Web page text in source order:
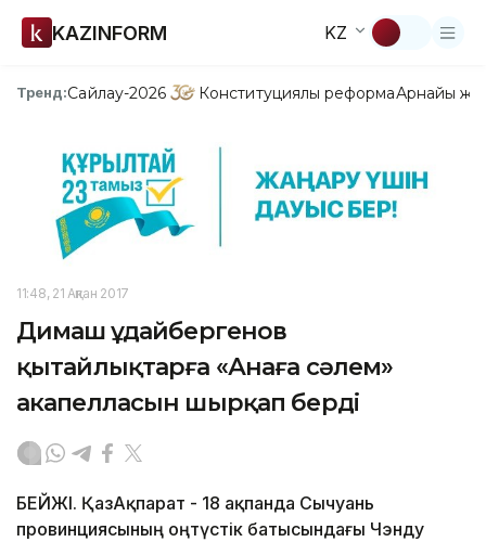
KAZINFORM KZ
Тренд:Сайлау-2026 Конституциялық реформаАрнайы
11:48, 21 Ақпан 2017
Димаш Құдайбергенов
қытайлықтарға «Анаға сәлем»
акапелласын шырқап берді
БЕЙЖІҢ. ҚазАқпарат - 18 ақпанда Сычуань
провинциясының оңтүстік батысындағы Чэнду